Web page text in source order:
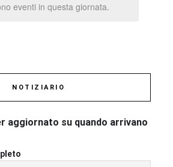
eventi in questa giornata.
NOTIZIARIO
aggiornato su quando arrivano